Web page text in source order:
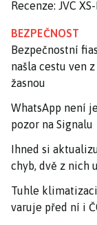
Recenze: JVC
BEZPEČNOST
Bezpečnostní
našla cestu ven
žasnou
WhatsApp není
pozor na Signalu
Ihned si
chyb, dvě z nich
Tuhle
varuje před ní i